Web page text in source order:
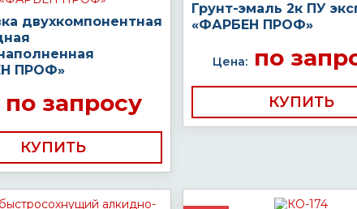
двухкомпонентная
ПРОФ»
запросу
КУПИТЬ
Грунт-эмаль 2к ПУ
«ФАРБЕН ПРОФ»
Цена:по
КУПИТЬ